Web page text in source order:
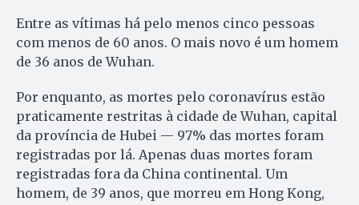
Entre as vítimas há pelo menos cinco pessoas
com menos de 60 anos. O mais novo é um homem
de 36 anos de Wuhan.
Por enquanto, as mortes pelo coronavírus estão
praticamente restritas à cidade de Wuhan, capital
da província de Hubei — 97% das mortes foram
registradas por lá. Apenas duas mortes foram
registradas fora da China continental. Um
homem, de 39 anos, que morreu em Hong Kong,